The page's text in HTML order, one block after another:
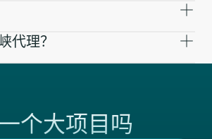
代理？
个大项目吗